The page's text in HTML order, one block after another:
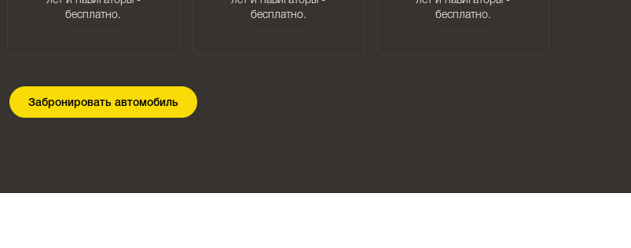
бесплатно.
бесплатно.
бесплатно.
Забронировать автомобиль